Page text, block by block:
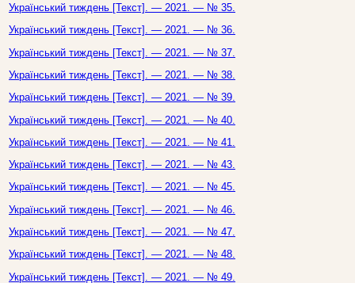
Український тиждень [Текст]. — 2021. — № 35.
Український тиждень [Текст]. — 2021. — № 36.
Український тиждень [Текст]. — 2021. — № 37.
Український тиждень [Текст]. — 2021. — № 38.
Український тиждень [Текст]. — 2021. — № 39.
Український тиждень [Текст]. — 2021. — № 40.
Український тиждень [Текст]. — 2021. — № 41.
Український тиждень [Текст]. — 2021. — № 43.
Український тиждень [Текст]. — 2021. — № 45.
Український тиждень [Текст]. — 2021. — № 46.
Український тиждень [Текст]. — 2021. — № 47.
Український тиждень [Текст]. — 2021. — № 48.
Український тиждень [Текст]. — 2021. — № 49.